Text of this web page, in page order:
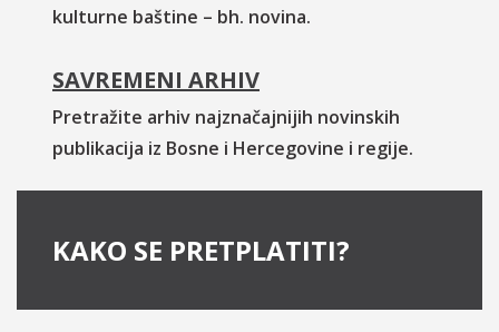
kulturne baštine – bh. novina.
SAVREMENI ARHIV
Pretražite arhiv najznačajnijih novinskih
publikacija iz Bosne i Hercegovine i regije.
KAKO SE PRETPLATITI?